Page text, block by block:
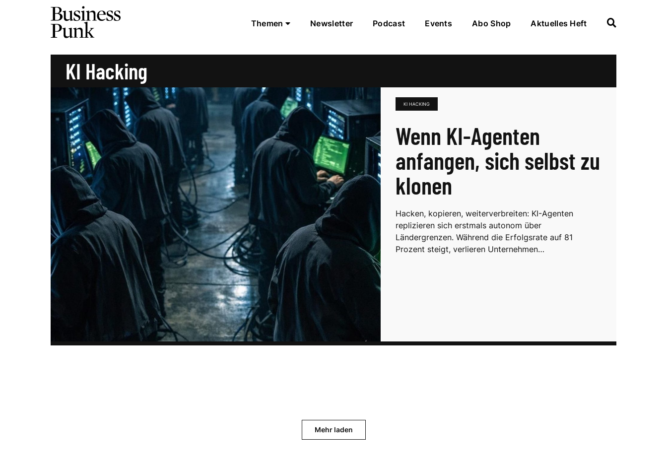
Themen Newsletter Podcast Events Abo Shop Aktuelles Heft
KI Hacking
KI HACKING
Wenn KI-Agenten
anfangen, sich selbst zu
klonen
Hacken, kopieren, weiterverbreiten: KI-Agenten
replizieren sich erstmals autonom über
Ländergrenzen. Während die Erfolgsrate auf 81
Prozent steigt, verlieren Unternehmen…
Mehr laden